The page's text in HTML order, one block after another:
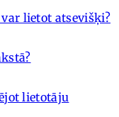
lietot atsevišķi?
lietotāju